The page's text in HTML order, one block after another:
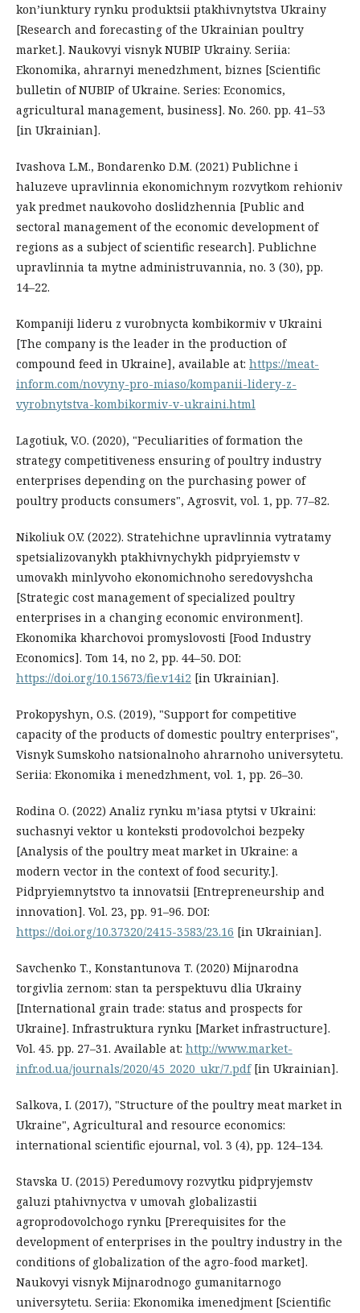
kon’iunktury rynku produktsii ptakhivnytstva Ukrainy
[Research and forecasting of the Ukrainian poultry
market.]. Naukovyi visnyk NUBIP Ukrainy. Seriia:
Ekonomika, ahrarnyi menedzhment, biznes [Scientific
bulletin of NUBIP of Ukraine. Series: Economics,
agricultural management, business]. No. 260. pp. 41–53
[in Ukrainian].
Ivashova L.M., Bondarenko D.M. (2021) Publichne i
haluzeve upravlinnia ekonomichnym rozvytkom rehioniv
yak predmet naukovoho doslidzhennia [Public and
sectoral management of the economic development of
regions as a subject of scientific research]. Publichne
upravlinnia ta mytne administruvannia, no. 3 (30), pp.
14–22.
Kompaniji lideru z vurobnycta kombikormiv v Ukraini
[The company is the leader in the production of
compound feed in Ukraine], available at: https://meat-
inform.com/novyny-pro-miaso/kompanii-lidery-z-
vyrobnytstva-kombikormiv-v-ukraini.html
Lagotiuk, V.O. (2020), "Peculiarities of formation the
strategy competitiveness ensuring of poultry industry
enterprises depending on the purchasing power of
poultry products consumers", Agrosvit, vol. 1, pp. 77–82.
Nikoliuk O.V. (2022). Stratehichne upravlinnia vytratamy
spetsializovanykh ptakhivnychykh pidpryiemstv v
umovakh minlyvoho ekonomichnoho seredovyshcha
[Strategic cost management of specialized poultry
enterprises in a changing economic environment].
Ekonomika kharchovoi promyslovosti [Food Industry
Economics]. Tom 14, no 2, pp. 44–50. DOI:
https://doi.org/10.15673/fie.v14i2 [in Ukrainian].
Prokopyshyn, O.S. (2019), "Support for competitive
capacity of the products of domestic poultry enterprises",
Visnyk Sumskoho natsionalnoho ahrarnoho universytetu.
Seriia: Ekonomika i menedzhment, vol. 1, pp. 26–30.
Rodina O. (2022) Analiz rynku m’iasa ptytsi v Ukraini:
suchasnyi vektor u konteksti prodovolchoi bezpeky
[Analysis of the poultry meat market in Ukraine: a
modern vector in the context of food security.].
Pidpryiemnytstvo ta innovatsii [Entrepreneurship and
innovation]. Vol. 23, pp. 91–96. DOI:
https://doi.org/10.37320/2415-3583/23.16 [in Ukrainian].
Savchenko T., Konstantunova T. (2020) Mijnarodna
torgivlia zernom: stan ta perspektuvu dlia Ukrainy
[International grain trade: status and prospects for
Ukraine]. Infrastruktura rynku [Market infrastructure].
Vol. 45. pp. 27–31. Available at: http://www.market-
infr.od.ua/journals/2020/45_2020_ukr/7.pdf[in Ukrainian].
Salkova, I. (2017), "Structure of the poultry meat market in
Ukraine", Agricultural and resource economics:
international scientific ejournal, vol. 3 (4), pp. 124–134.
Stavska U. (2015) Peredumovy rozvytku pidpryjemstv
galuzi ptahivnyctva v umovah globalizastii
agroprodovolchogo rynku [Prerequisites for the
development of enterprises in the poultry industry in the
conditions of globalization of the agro-food market].
Naukovyi visnyk Mijnarodnogo gumanitarnogo
universytetu. Seriia: Ekonomika imenedjment [Scientific